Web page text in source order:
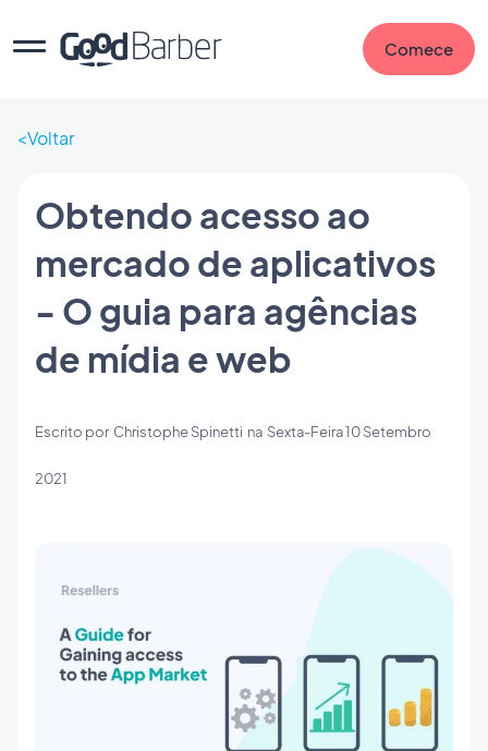
Comece
Voltar
Obtendo acesso ao
mercado de aplicativos
- O guia para agências
de mídia e web
Escrito por Christophe Spinetti na Sexta-Feira 10 Setembro
2021